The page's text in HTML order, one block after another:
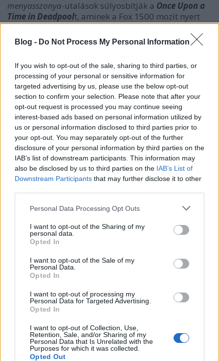
Blog - Do Not Process My Personal Information
If you wish to opt-out of the sale, sharing to third parties, or
processing of your personal or sensitive information for
targeted advertising by us, please use the below opt-out
section to confirm your selection. Please note that after your
opt-out request is processed you may continue seeing
interest-based ads based on personal information utilized by
us or personal information disclosed to third parties prior to
your opt-out. You may separately opt-out of the further
disclosure of your personal information by third parties on the
IAB’s list of downstream participants. This information may
also be disclosed by us to third parties on the IAB’s List of
Downstream Participants that may further disclose it to other
Please note that this website/app uses one or more Google
not limited to your visit or usage behaviour. You may click to
grant or deny consent to Google and its third-party tags to
use your data for below specified purposes in below Google
consent section.
Personal Data Processing Opt Outs
I want to opt-out of the Sharing of my
personal data.
Opted In
I want to opt-out of the Sale of my
Personal Data.
Opted In
I want to opt-out of processing my
Personal Data for Targeted Advertising.
Opted In
I want to opt-out of Collection, Use,
Retention, Sale, and/or Sharing of my
Personal Data that Is Unrelated with the
Purposes for which it was collected.
Opted Out
menyasszonya-utalások súlyosbítják a Once Upon a
Time in Deadpoolt, aminek a Fox 1500 mozit nyert
meg, hogy a gyerekek is élvezhessék. Ám
bármennyivel is szigorúbban vett odaát a
korhatározás, alighanem a PG-13 szint potenciális
cucc, szóval most csak kevesen éltek a lehetőséggel.
Szerdán indult a film 910 ezer dolláros bevétellel, a
hétvégi összeg pedig 2,6 millión alakult. Ami
kellemetlenebb, hogy jól belerondított a franchise a
saját kritikai egyenlegébe is egy középszerűnek
minősített delikvenssel. Ez van, 6-7 millió dollárral
növekedhetett a nyáron összekalapozott 318,5
millió.
> korábbi filmek
Túl van a 100 millió dolláron aCreed II.A Warner
franchise-t. Ez is elmegy majd hat epizódig...
> végszó & ami jön
A top 12-re 106 milliót költöttek a nézők, ami egy
rossz, sőt szinte csendes. A kedélyeket először a
Poppins visszatérborzolja szerdától, majd az
előbbi győzelmével kecsegtetve, de hosszabb távon
az utóbbi is jól kijöhet a dologból. Még Jennifer
Lopez és Steve Carell is kínálja magát, de az
Álommelóés azIsten hozott Marwenben
blockbuster-jelöltek mellett elveszhet.
> a top 10 (hivatalos becsült adatok)